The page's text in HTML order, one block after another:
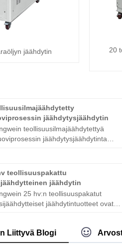
jäähdytin
20
jäähdytysjäähdytin
teollisuusilmajäähdytettyä
jäähdytysjäähdytinta
jossa tarkkailun
vaaditaan, kun
muotteja tuotteen
pinnan ja alemman syklin laadun
saavuttamiseksi ja alhaisemmalla
melukäyttö, tämä
jäähdytys jäähdytys
teollisuuspakattu
jäähdytin
25 hv:n teollisuuspakatut
jäähdytintuotteet ovat
ja pitämään energia- ja
alhaisina. Tongwei
Liittyvä Blogi